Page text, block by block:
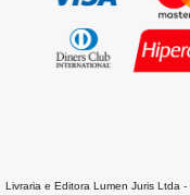
Livraria e Editora Lumen Juris Ltda